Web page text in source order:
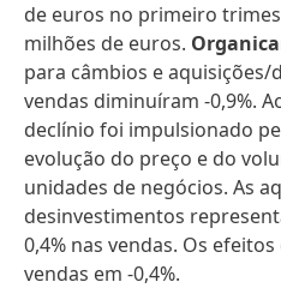
de euros no primeiro
milhões de euros.
para câmbios e aquisições/
vendas diminuíram -0,9%.
declínio foi impulsionado
evolução do preço e do
unidades de negócios. As
desinvestimentos
0,4% nas vendas. Os
vendas em -0,4%.